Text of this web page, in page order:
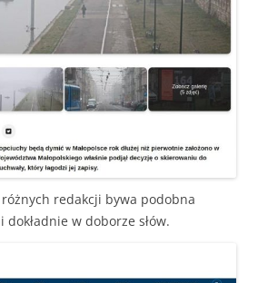
redakcji bywa podobna
w doborze słów.